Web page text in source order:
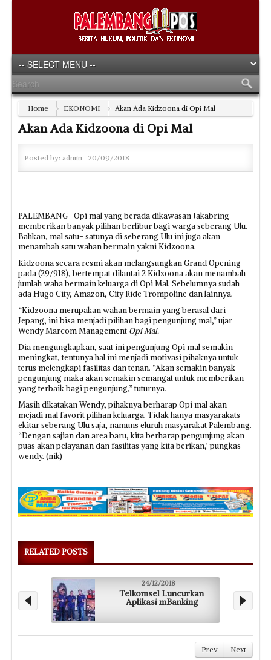
Home EKONOMI Akan Ada Kidzoona di Opi Mal
Akan Ada Kidzoona di Opi Mal
Posted by: admin 20/09/2018
PALEMBANG- Opi mal yang berada dikawasan Jakabring
memberikan banyak pilihan berlibur bagi warga seberang Ulu.
Bahkan, mal satu- satunya di seberang Ulu ini juga akan
menambah satu wahan bermain yakni Kidzoona.
Kidzoona secara resmi akan melangsungkan Grand Opening
pada (29/918), bertempat dilantai 2 Kidzoona akan menambah
jumlah waha bermain keluarga di Opi Mal. Sebelumnya sudah
ada Hugo City, Amazon, City Ride Trompoline dan lainnya.
“Kidzoona merupakan wahan bermain yang berasal dari
Jepang, ini bisa menjadi pilihan bagi pengunjung mal,” ujar
Wendy Marcom Management Opi Mal.
Dia mengungkapkan, saat ini pengunjung Opi mal semakin
meningkat, tentunya hal ini menjadi motivasi pihaknya untuk
terus melengkapi fasilitas dan tenan. “Akan semakin banyak
pengunjung maka akan semakin semangat untuk memberikan
yang terbaik bagi pengunjung,” tuturnya.
Masih dikatakan Wendy, pihaknya berharap Opi mal akan
mejadi mal favorit pilihan keluarga. Tidak hanya masyarakats
ekitar seberang Ulu saja, namuns eluruh masyarakat Palembang.
“Dengan sajian dan area baru, kita berharap pengunjung akan
puas akan pelayanan dan fasilitas yang kita berikan,’ pungkas
wendy. (nik)
RELATED POSTS
24/12/2018
Telkomsel Luncurkan
Aplikasi mBanking
Prev Next